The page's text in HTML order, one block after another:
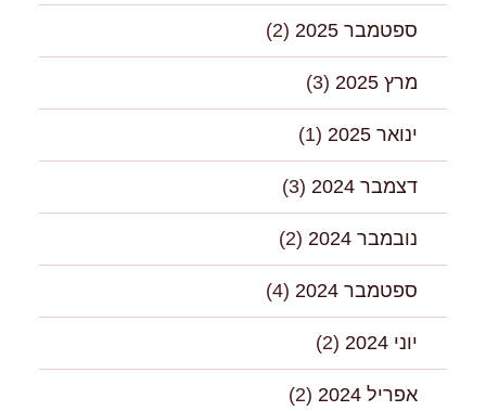
ספטמבר 2025 (2)
מרץ 2025 (3)
ינואר 2025 (1)
דצמבר 2024 (3)
נובמבר 2024 (2)
ספטמבר 2024 (4)
יוני 2024 (2)
אפריל 2024 (2)